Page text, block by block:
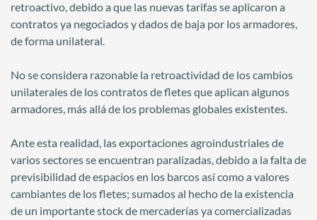
retroactivo, debido a que las nuevas tarifas se aplicaron a
contratos ya negociados y dados de baja por los armadores,
de forma unilateral.
No se considera razonable la retroactividad de los cambios
unilaterales de los contratos de fletes que aplican algunos
armadores, más allá de los problemas globales existentes.
Ante esta realidad, las exportaciones agroindustriales de
varios sectores se encuentran paralizadas, debido a la falta de
previsibilidad de espacios en los barcos así como a valores
cambiantes de los fletes; sumados al hecho de la existencia
de un importante stock de mercaderías ya comercializadas